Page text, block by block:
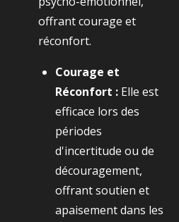
offrant courage et
réconfort.
Courage et
Réconfort : Elle est
efficace lors des
périodes
d'incertitude ou de
découragement,
offrant soutien et
apaisement dans les